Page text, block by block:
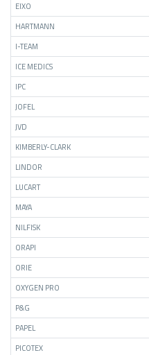
EIXO
HARTMANN
I-TEAM
ICE MEDICS
IPC
JOFEL
JVD
KIMBERLY-CLARK
LINDOR
LUCART
MAYA
NILFISK
ORAPI
ORIE
OXYGEN PRO
P&G
PAPEL
PICOTEX